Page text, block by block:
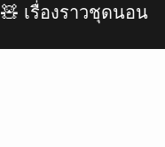
🧸 เรื่องราวชุดนอน